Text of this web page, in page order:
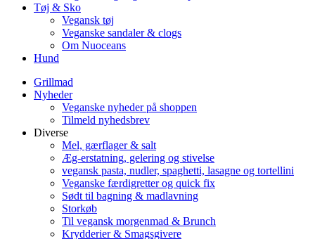
Tøj & Sko
Vegansk tøj
Veganske sandaler & clogs
Om Nuoceans
Hund
Grillmad
Nyheder
Veganske nyheder på shoppen
Tilmeld nyhedsbrev
Diverse
Mel, gærflager & salt
Æg-erstatning, gelering og stivelse
vegansk pasta, nudler, spaghetti, lasagne og tortellini
Veganske færdigretter og quick fix
Sødt til bagning & madlavning
Storkøb
Til vegansk morgenmad & Brunch
Krydderier & Smagsgivere